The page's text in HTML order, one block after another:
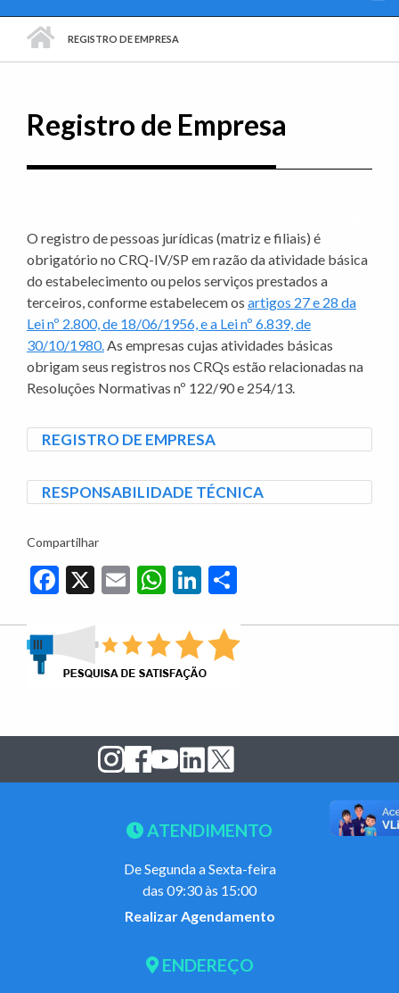
REGISTRO DE EMPRESA
Registro de Empresa
O registro de pessoas jurídicas (matriz e filiais) é
obrigatório no CRQ-IV/SP em razão da atividade básica
do estabelecimento ou pelos serviços prestados a
terceiros, conforme estabelecem os artigos 27 e 28 da
Lei nº 2.800, de 18/06/1956, e a Lei nº 6.839, de
30/10/1980.As empresas cujas atividades básicas
obrigam seus registros nos CRQs estão relacionadas na
Resoluções Normativas nº 122/90 e 254/13.
REGISTRO DE EMPRESA
RESPONSABILIDADE TÉCNICA
Compartilhar
Facebook
X EmailWhatsApp
LinkedIn
ATENDIMENTO
De Segunda a Sexta-feira
das 09:30 às 15:00
Realizar Agendamento
ENDEREÇO